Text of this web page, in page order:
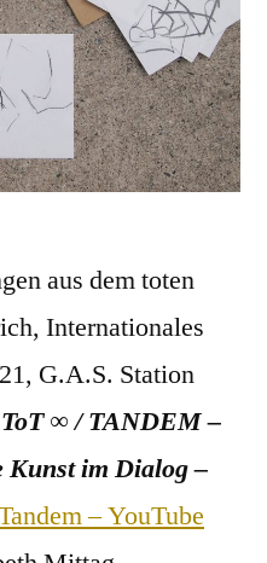
aus dem toten
Internationales
G.A.S. Station
∞ / TANDEM –
im Dialog –
– YouTube